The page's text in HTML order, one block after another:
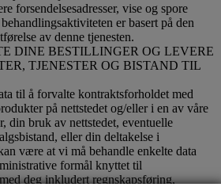
forsendelsesadresser, vise og spore
er basert på den
av denne tjenesten.
DINE BESTILLINGER OG LEVERE
TJENESTER OG BISTAND TIL
til å forvalte kontraktsforholdet med
på nettstedet og/eller i en av våre
din bruk av nettstedet, eventuelle
eller din deltakelse i
være at vi må behandle enkelte data
formål knyttet til
deg inkludert regnskapsføring,